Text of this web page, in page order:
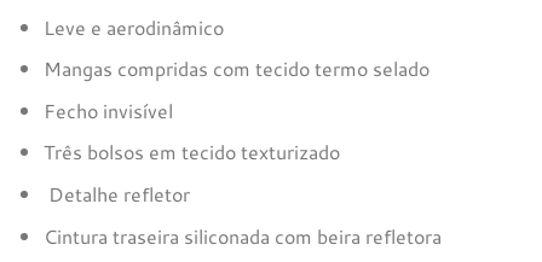
Leve e aerodinâmico
Mangas compridas com tecido termo selado
Fecho invisível
Três bolsos em tecido texturizado
Detalhe refletor
Cintura traseira siliconada com beira refletora